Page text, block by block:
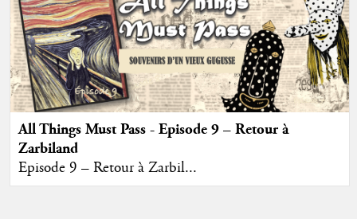
All Things Must Pass - Episode 9 – Retour à
Zarbiland
Episode 9 – Retour à Zarbil...